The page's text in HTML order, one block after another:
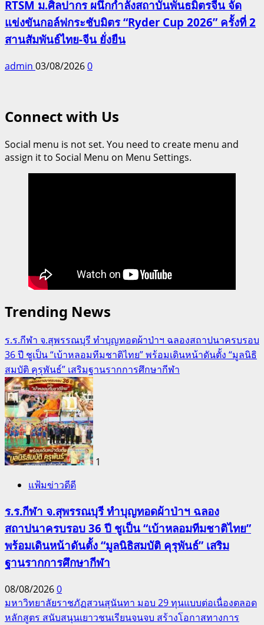
RTSM ม.ศิลปากร ผนึกกำลังสถาบันพันธมิตรจีน จัด
แข่งขันกอล์ฟกระชับมิตร “Ryder Cup 2026” ครั้งที่ 2
สานสัมพันธ์ไทย-จีน ยั่งยืน
admin 03/08/20260
Connect with Us
Social menu is not set. You need to create menu and
assign it to Social Menu on Menu Settings.
Trending News
ร.ร.กีฬา จ.สุพรรณบุรี ทำบุญทอดผ้าป่าฯ ฉลองสถาปนาครบรอบ
36 ปี ชูเป็น “เบ้าหลอมทีมชาติไทย” พร้อมเดินหน้าดันตั้ง “มูลนิธิ
สมบัติ คุรุพันธ์” เสริมฐานรากการศึกษากีฬา
1
แฟ้มข่าวดีดี
ร.ร.กีฬา จ.สุพรรณบุรี ทำบุญทอดผ้าป่าฯ ฉลอง
สถาปนาครบรอบ 36 ปี ชูเป็น “เบ้าหลอมทีมชาติไทย”
พร้อมเดินหน้าดันตั้ง “มูลนิธิสมบัติ คุรุพันธ์” เสริม
ฐานรากการศึกษากีฬา
08/08/20260
มหาวิทยาลัยราชภัฏสวนสุนันทา มอบ 29 ทุนแบบต่อเนื่องตลอด
หลักสูตร สนับสนุนเยาวชนเรียนจนจบ สร้างโอกาสทางการ